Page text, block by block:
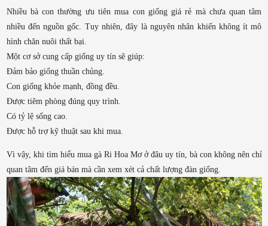
Nhiều bà con thường ưu tiên mua con giống giá rẻ mà chưa quan tâm
nhiều đến nguồn gốc. Tuy nhiên, đây là nguyên nhân khiến không ít mô
hình chăn nuôi thất bại.
Một cơ sở cung cấp giống uy tín sẽ giúp:
Đảm bảo giống thuần chủng.
Con giống khỏe mạnh, đồng đều.
Được tiêm phòng đúng quy trình.
Có tỷ lệ sống cao.
Được hỗ trợ kỹ thuật sau khi mua.
Vì vậy, khi tìm hiểu mua gà Ri Hoa Mơ ở đâu uy tín, bà con không nên chỉ
quan tâm đến giá bán mà cần xem xét cả chất lượng đàn giống.